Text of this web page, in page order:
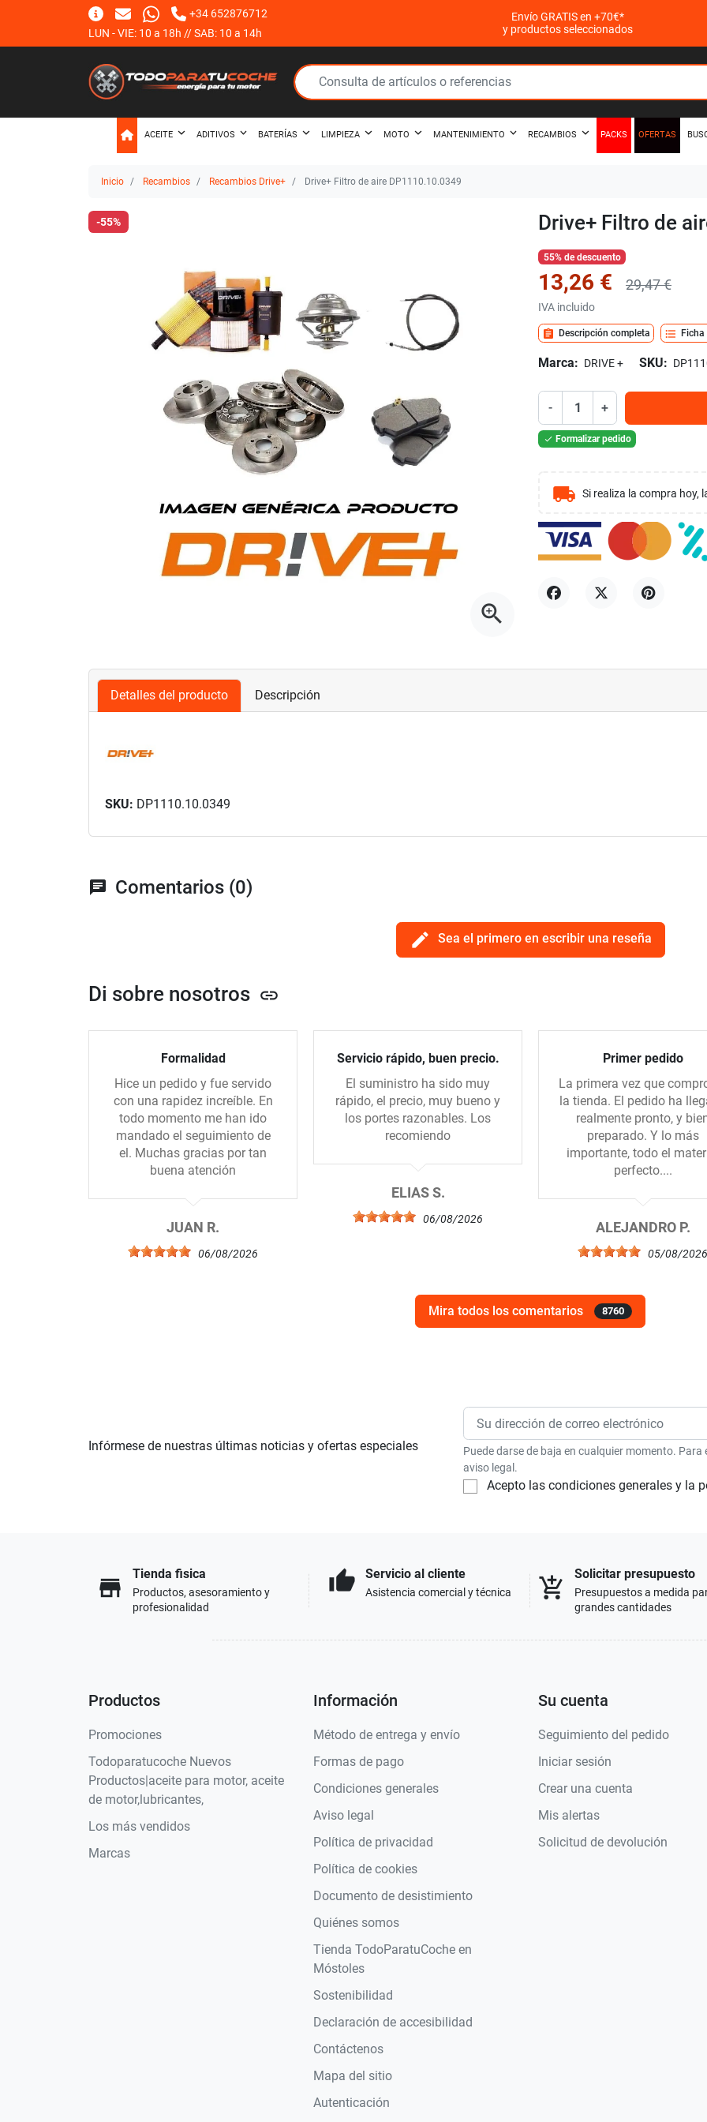
+34 652876712
LUN - VIE: 10 a 18h // SAB: 10 a 14h
Envío GRATIS en +70€*
y productos seleccionados
ACEITE ADITIVOS BATERÍAS LIMPIEZA MOTO MANTENIMIENTO RECAMBIOS PACKS OFERTAS
Inicio Recambios Recambios Drive+ Drive+ Filtro de aire DP1110.10.0349
-55%
zoom_in
Drive+ Filtro de
55% de descuento
13,26 € 29,47 €
IVA incluido
assignment Descripción completa format_list_bulleted Ficha
Marca: DRIVE + SKU:
- +
 Formalizar pedido
local_shipping Si realiza la compra hoy,
Detalles del producto Descripción
SKU: DP1110.10.0349
chat Comentarios (0)
edit Sea el primero en escribir una reseña
Di sobre nosotros link
Formalidad
Hice un pedido y fue servido
con una rapidez increíble. En
todo momento me han ido
mandado el seguimiento de
el. Muchas gracias por tan
buena atención
JUAN R.
06/08/2026
Servicio rápido, buen precio.
El suministro ha sido muy
rápido, el precio, muy bueno y
los portes razonables. Los
recomiendo
ELIAS S.
06/08/2026
Primer pedido
La primera vez que
la tienda. El pedido ha
realmente pronto, y
preparado. Y lo más
importante, todo el
perfecto....
ALEJANDRO P.
05/08/2026
Mira todos los comentarios 8760
Infórmese de nuestras últimas noticias y ofertas especiales
Puede darse de baja en cualquier momento.
aviso legal.
Acepto las condiciones generales y la
store
Tienda fisica
Productos, asesoramiento y
profesionalidad
thumb_up Servicio al cliente
Asistencia comercial y técnica add_shopping_cart
Solicitar presupuesto
Presupuestos a medida
grandes cantidades
Productos
Promociones
Todoparatucoche Nuevos
Productos|aceite para motor, aceite
de motor,lubricantes,
Los más vendidos
Marcas
Información
Método de entrega y envío
Formas de pago
Condiciones generales
Aviso legal
Política de privacidad
Política de cookies
Documento de desistimiento
Quiénes somos
Tienda TodoParatuCoche en
Móstoles
Sostenibilidad
Declaración de accesibilidad
Contáctenos
Mapa del sitio
Autenticación
Su cuenta
Seguimiento del pedido
Iniciar sesión
Crear una cuenta
Mis alertas
Solicitud de devolución